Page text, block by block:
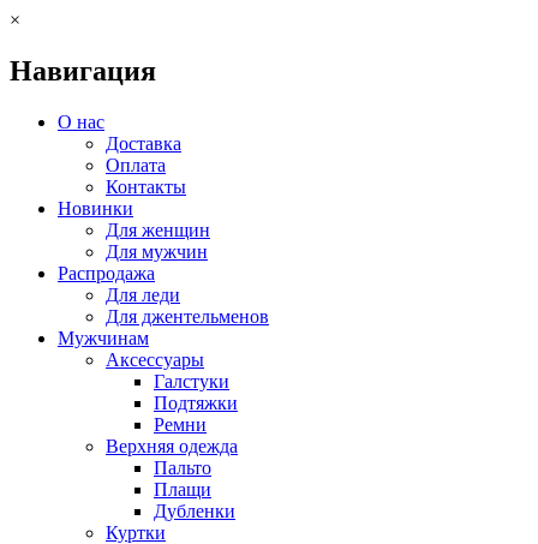
×
Навигация
О нас
Доставка
Оплата
Контакты
Новинки
Для женщин
Для мужчин
Распродажа
Для леди
Для джентельменов
Мужчинам
Аксессуары
Галстуки
Подтяжки
Ремни
Верхняя одежда
Пальто
Плащи
Дубленки
Куртки